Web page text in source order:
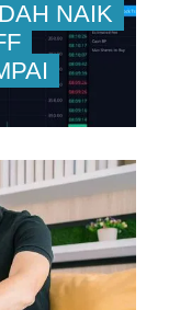
NAIK